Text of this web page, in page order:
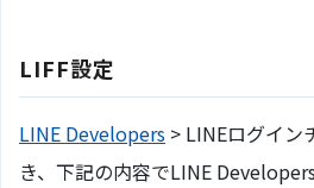
LIFF設定
LINE Developers > LINEログイン
き、下記の内容でLINE